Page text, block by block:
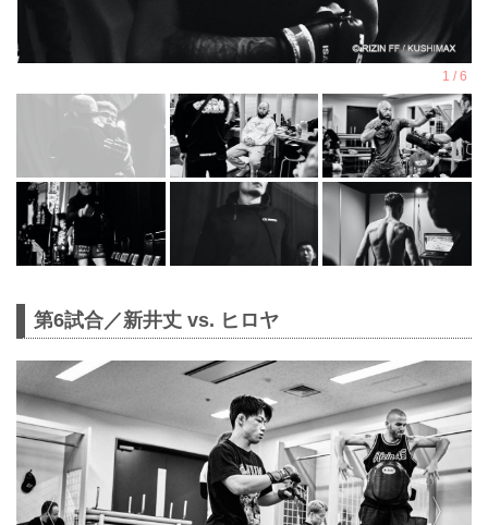
第6試合／新井丈 vs. ヒロヤ